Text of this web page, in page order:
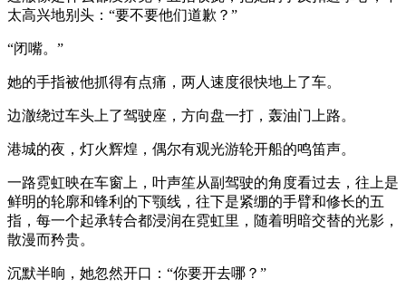
太高兴地别头：“要不要他们道歉？”
“闭嘴。”
她的手指被他抓得有点痛，两人速度很快地上了车。
边澈绕过车头上了驾驶座，方向盘一打，轰油门上路。
港城的夜，灯火辉煌，偶尔有观光游轮开船的鸣笛声。
一路霓虹映在车窗上，叶声笙从副驾驶的角度看过去，往上是
鲜明的轮廓和锋利的下颚线，往下是紧绷的手臂和修长的五
指，每一个起承转合都浸润在霓虹里，随着明暗交替的光影，
散漫而矜贵。
沉默半晌，她忽然开口：“你要开去哪？”